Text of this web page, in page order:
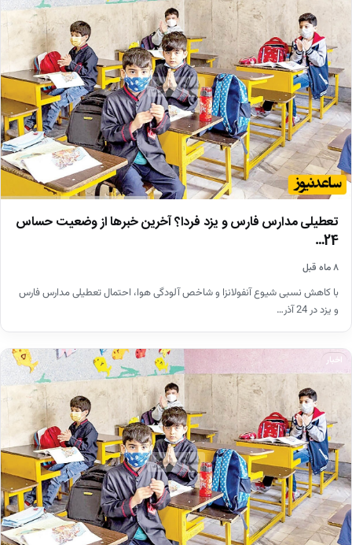
تعطیلی مدارس فارس و یزد فردا؟ آخرین خبرها از وضعیت حساس
24…
۸ ماه قبل
با کاهش نسبی شیوع آنفولانزا و شاخص آلودگی هوا، احتمال تعطیلی مدارس فارس
و یزد در 24 آذر…
اخبار